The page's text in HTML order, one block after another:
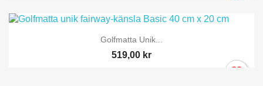
Golfmatta Unik...
519,00 kr